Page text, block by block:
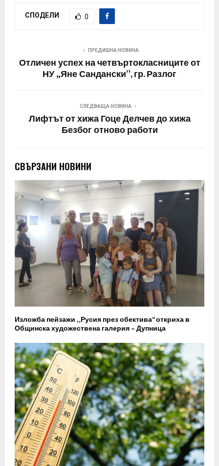
СПОДЕЛИ 0
ПРЕДИШНА НОВИНА
Отличен успех на четвъртокласниците от
НУ „Яне Сандански”, гр. Разлог
СЛЕДВАЩА НОВИНА
Лифтът от хижа Гоце Делчев до хижа
Безбог отново работи
СВЪРЗАНИ НОВИНИ
Изложба пейзажи „Русия през обектива“ откриха в
Общинска художествена галерия – Дупница